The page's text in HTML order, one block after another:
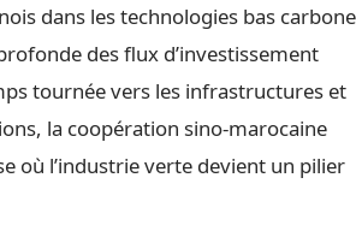
dans les technologies bas carbone
des flux d’investissement
tournée vers les infrastructures et
la coopération sino-marocaine
où l’industrie verte devient un pilier